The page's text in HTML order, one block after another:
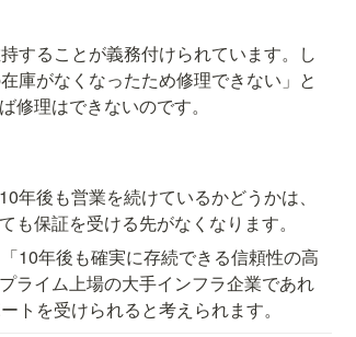
することが義務付けられています。し
庫がなくなったため修理できない」と
理はできないのです。
年後も営業を続けているかどうかは、
保証を受ける先がなくなります。
10年後も確実に存続できる信頼性の高
ライム上場の大手インフラ企業であれ
トを受けられると考えられます。